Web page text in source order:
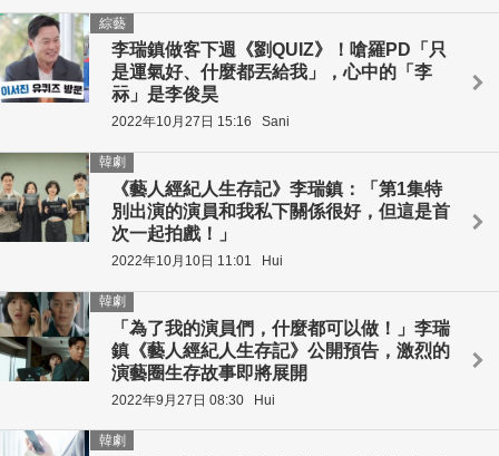
李瑞鎮做客下週《劉QUIZ》！嗆羅PD「只
是運氣好、什麼都丟給我」，心中的「李
祘」是李俊昊
綜藝
2022年10月27日 15:16 Sani
《藝人經紀人生存記》李瑞鎮：「第1集特
別出演的演員和我私下關係很好，但這是首
次一起拍戲！」
韓劇
2022年10月10日 11:01 Hui
「為了我的演員們，什麼都可以做！」李瑞
鎮《藝人經紀人生存記》公開預告，激烈的
演藝圈生存故事即將展開
韓劇
2022年9月27日 08:30 Hui
韓劇